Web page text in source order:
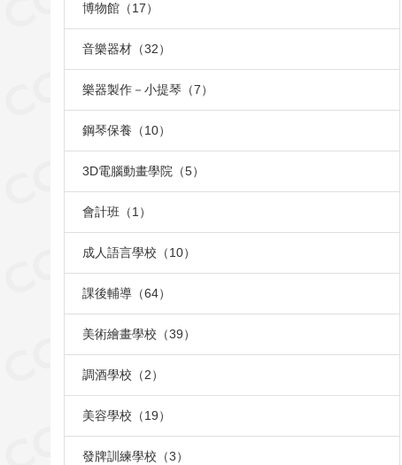
博物館（17）
音樂器材（32）
樂器製作－小提琴（7）
鋼琴保養（10）
3D電腦動畫學院（5）
會計班（1）
成人語言學校（10）
課後輔導（64）
美術繪畫學校（39）
調酒學校（2）
美容學校（19）
發牌訓練學校（3）